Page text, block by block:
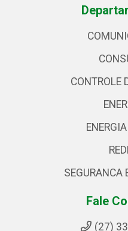
CONTROLE
SEGURANCA
Fale
(27)